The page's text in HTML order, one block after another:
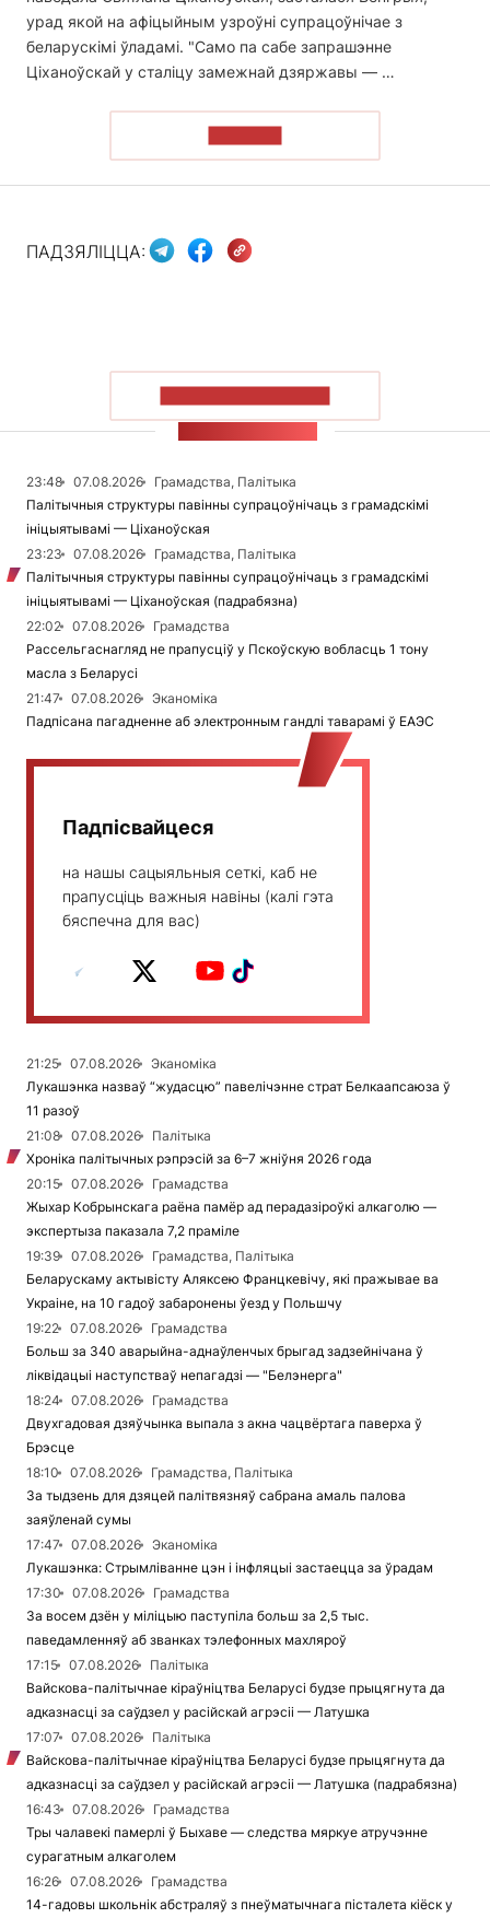
урад якой на афіцыйным узроўні супрацоўнічае з
беларускімі ўладамі. "Само па сабе запрашэнне
Ціханоўскай у сталіцу замежнай дзяржавы — …
ПАДЗЯЛІЦЦА:
23:48 07.08.2026
Грамадства, Палітыка
Палітычныя структуры павінны супрацоўнічаць з грамадскімі
ініцыятывамі — Ціханоўская
23:23
07.08.2026
Грамадства, Палітыка
Палітычныя структуры павінны супрацоўнічаць з грамадскімі
ініцыятывамі — Ціханоўская (падрабязна)
22:02
07.08.2026
Грамадства
Рассельгаснагляд не прапусціў у Пскоўскую вобласць 1 тону
масла з Беларусі
21:47
07.08.2026
Эканоміка
Падпісана пагадненне аб электронным гандлі таварамі ў ЕАЭС
Падпісвайцеся
на нашы сацыяльныя сеткі, каб не
прапусціць важныя навіны (калі гэта
бяспечна для вас)
21:25 07.08.2026
Эканоміка
Лукашэнка назваў “жудасцю” павелічэнне страт Белкаапсаюза ў
11 разоў
21:08
07.08.2026
Палітыка
Хроніка палітычных рэпрэсій за 6–7 жніўня 2026 года
20:15
07.08.2026
Грамадства
Жыхар Кобрынскага раёна памёр ад перадазіроўкі алкаголю —
экспертыза паказала 7,2 праміле
19:39
07.08.2026
Грамадства, Палітыка
Беларускаму актывісту Аляксею Францкевічу, які пражывае ва
Украіне, на 10 гадоў забаронены ўезд у Польшчу
19:22
07.08.2026
Грамадства
Больш за 340 аварыйна-аднаўленчых брыгад задзейнічана ў
ліквідацыі наступстваў непагадзі — "Белэнерга"
18:24
07.08.2026
Грамадства
Двухгадовая дзяўчынка выпала з акна чацвёртага паверха ў
Брэсце
18:10
07.08.2026
Грамадства, Палітыка
За тыдзень для дзяцей палітвязняў сабрана амаль палова
заяўленай сумы
17:47
07.08.2026
Эканоміка
Лукашэнка: Стрымліванне цэн і інфляцыі застаецца за ўрадам
17:30
07.08.2026
Грамадства
За восем дзён у міліцыю паступіла больш за 2,5 тыс.
паведамленняў аб званках тэлефонных махляроў
17:15
07.08.2026
Палітыка
Вайскова-палітычнае кіраўніцтва Беларусі будзе прыцягнута да
адказнасці за саўдзел у расійскай агрэсіі — Латушка
17:07
07.08.2026
Палітыка
Вайскова-палітычнае кіраўніцтва Беларусі будзе прыцягнута да
адказнасці за саўдзел у расійскай агрэсіі — Латушка (падрабязна)
16:43
07.08.2026
Грамадства
Тры чалавекі памерлі ў Быхаве — следства мяркуе атручэнне
сурагатным алкаголем
16:26
07.08.2026
Грамадства
14-гадовы школьнік абстраляў з пнеўматычнага пісталета кіёск у